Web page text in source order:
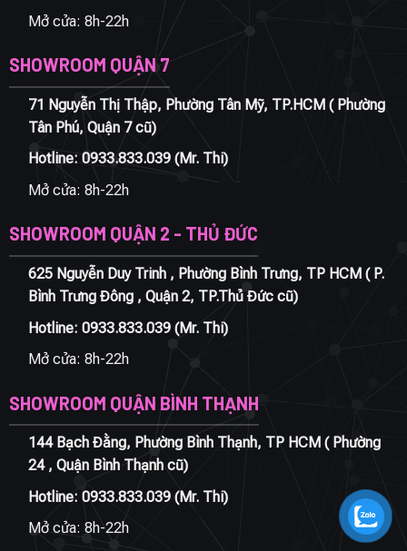
Mở cửa: 8h-22h
SHOWROOM QUẬN 7
71 Nguyễn Thị Thập, Phường Tân Mỹ, TP.HCM ( Phường
Tân Phú, Quận 7 cũ)
Hotline: 0933.833.039(Mr. Thi)
Mở cửa: 8h-22h
SHOWROOM QUẬN 2 - THỦ ĐỨC
625 Nguyễn Duy Trinh , Phường Bình Trưng, TP HCM ( P.
Bình Trưng Đông , Quận 2, TP.Thủ Đức cũ)
Hotline: 0933.833.039(Mr. Thi)
Mở cửa: 8h-22h
SHOWROOM QUẬN BÌNH THẠNH
144 Bạch Đằng, Phường Bình Thạnh, TP HCM ( Phường
24 , Quận Bình Thạnh cũ)
Hotline: 0933.833.039(Mr. Thi)
Mở cửa: 8h-22h